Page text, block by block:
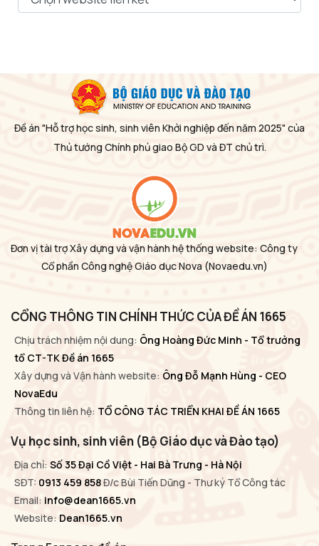
Đề án "Hỗ trợ học sinh, sinh viên Khởi nghiệp đến năm 2025" của
Thủ tướng Chính phủ giao Bộ GD và ĐT chủ trì.
Đơn vị tài trợ Xây dựng và vận hành hệ thống website: Công ty
Cổ phần Công nghệ Giáo dục Nova (Novaedu.vn)
CỔNG THÔNG TIN CHÍNH THỨC CỦA ĐỀ ÁN 1665
Chịu trách nhiệm nội dung: Ông Hoàng Đức Minh - Tổ trưởng
tổ CT-TK Đề án 1665
Xây dựng và Vận hành website: Ông Đỗ Mạnh Hùng - CEO
NovaEdu
Thông tin liên hệ: TỔ CÔNG TÁC TRIỂN KHAI ĐỀ ÁN 1665
Vụ học sinh, sinh viên (Bộ Giáo dục và Đào tạo)
Địa chỉ: Số 35 Đại Cồ Việt - Hai Bà Trưng - Hà Nội
SĐT: 0913 459 858Đ/c Bùi Tiến Dũng - Thư ký Tổ Công tác
Email: info@dean1665.vn
Website: Dean1665.vn